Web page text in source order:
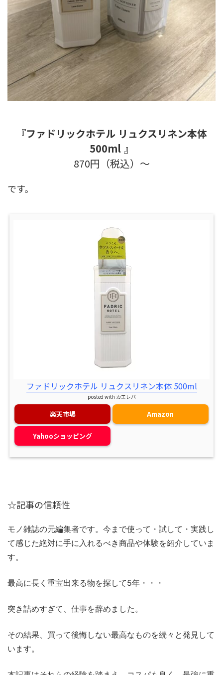
『ファドリックホテル リュクスリネン本体
500ml 』
870円（税込）～
です。
ファドリックホテル リュクスリネン本体 500ml
posted with カエレバ
楽天市場 Amazon
Yahooショッピング
☆記事の信頼性
モノ雑誌の元編集者です。今まで使って・試して・実践し
て感じた絶対に手に入れるべき商品や体験を紹介していま
す。
最高に長く重宝出来る物を探して5年・・・
突き詰めすぎて、仕事を辞めました。
その結果、買って後悔しない最高なものを続々と発見して
います。